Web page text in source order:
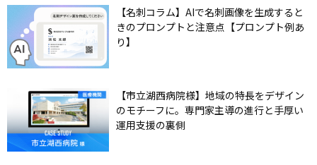
【名刺コラム】AIで名刺画像を生成すると
きのプロンプトと注意点【プロンプト例あ
り】
【市立湖西病院様】地域の特長をデザイン
のモチーフに。専門家主導の進行と手厚い
運用支援の裏側